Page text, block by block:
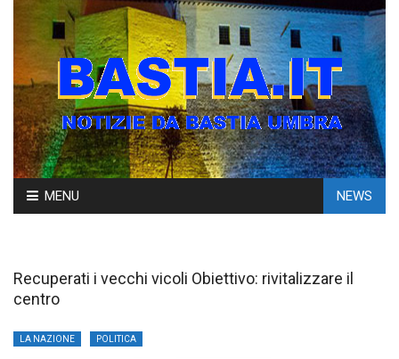
Skip
to
MENU NEWS
Recuperati i vecchi vicoli Obiettivo: rivitalizzare il
centro
LA NAZIONE POLITICA